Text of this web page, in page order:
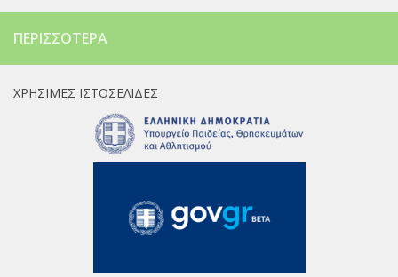
ΠΕΡΙΣΣΌΤΕΡΑ
ΧΡΉΣΙΜΕΣ ΙΣΤΟΣΕΛΊΔΕΣ